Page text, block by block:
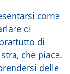
come
di
di
che piace.
delle